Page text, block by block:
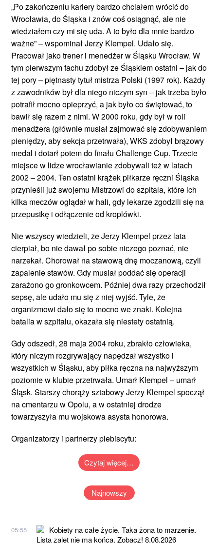
„Po zakończeniu kariery bardzo chciałem wrócić do
Wrocławia, do Śląska i znów coś osiągnąć, ale nie
wiedziałem czy mi się uda. A to było dla mnie bardzo
ważne” – wspominał Jerzy Klempel. Udało się.
Pracował jako trener i menedżer w Śląsku Wrocław. W
tym pierwszym fachu zdobył ze Śląskiem ostatni – jak do
tej pory – piętnasty tytuł mistrza Polski (1997 rok). Każdy
z zawodników był dla niego niczym syn – jak trzeba było
potrafił mocno opieprzyć, a jak było co świętować, to
bawił się razem z nimi. W 2000 roku, gdy był w roli
menadżera (głównie musiał zajmować się zdobywaniem
pieniędzy, aby sekcja przetrwała), WKS zdobył brązowy
medal i dotarł potem do finału Challenge Cup. Trzecie
miejsce w lidze wrocławianie zdobywali też w latach
2002 – 2004. Ten ostatni krążek piłkarze ręczni Śląska
przynieśli już swojemu Mistrzowi do szpitala, które ich
kilka meczów oglądał w hali, gdy lekarze zgodzili się na
przepustkę i odłączenie od kroplówki.
Nie wszyscy wiedzieli, że Jerzy Klempel przez lata
cierpiał, bo nie dawał po sobie niczego poznać, nie
narzekał. Chorował na stawową dnę moczanową, czyli
zapalenie stawów. Gdy musiał poddać się operacji
zarażono go gronkowcem. Później dwa razy przechodził
sepsę, ale udało mu się z niej wyjść. Tyle, że
organizmowi dało się to mocno we znaki. Kolejna
batalia w szpitalu, okazała się niestety ostatnią.
Gdy odszedł, 28 maja 2004 roku, zbrakło człowieka,
który niczym rozgrywający napędzał wszystko i
wszystkich w Śląsku, aby piłka ręczna na najwyższym
poziomie w klubie przetrwała. Umarł Klempel – umarł
Śląsk. Starszy chorąży sztabowy Jerzy Klempel spoczął
na cmentarzu w Opolu, a w ostatniej drodze
towarzyszyła mu wojskowa asysta honorowa.
Organizatorzy i partnerzy plebiscytu:
Czytaj więcej…
Najnowszy
05:55
Kobiety na całe życie. Taka żona to marzenie.
Lista zalet nie ma końca. Zobacz! 8.08.2026